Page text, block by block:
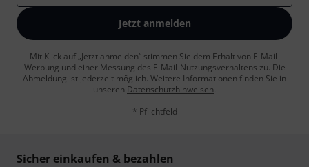
Jetzt anmelden
Mit Klick auf „Jetzt anmelden“ stimmen Sie dem Erhalt von E-Mail-
Werbung und einer Messung des E-Mail-Nutzungsverhaltens zu. Die
Abmeldung ist jederzeit möglich. Weitere Informationen finden Sie in
unseren Datenschutzhinweisen.
* Pflichtfeld
Sicher einkaufen & bezahlen